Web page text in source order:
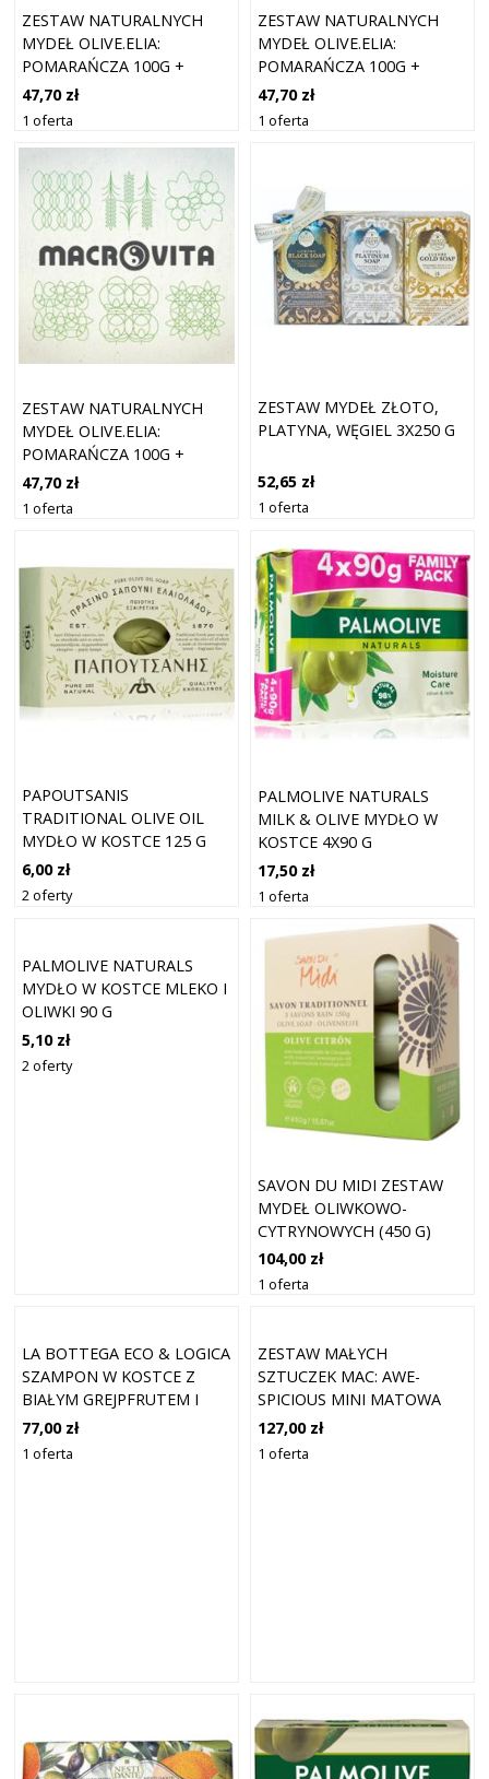
ZESTAW NATURALNYCH
MYDEŁ OLIVE.ELIA:
POMARAŃCZA 100G +
OLIWKA 100G + LAWENDA
100G
47,70 zł
1 oferta
ZESTAW NATURALNYCH
MYDEŁ OLIVE.ELIA:
POMARAŃCZA 100G +
OLIWKA 100G + CYNAMON
100G
47,70 zł
1 oferta
ZESTAW NATURALNYCH
MYDEŁ OLIVE.ELIA:
POMARAŃCZA 100G +
CYNAMON 100G +
LAWENDA 100G
47,70 zł
1 oferta
ZESTAW MYDEŁ ZŁOTO,
PLATYNA, WĘGIEL 3X250 G
52,65 zł
1 oferta
PAPOUTSANIS
TRADITIONAL OLIVE OIL
MYDŁO W KOSTCE 125 G
6,00 zł
2 oferty
PALMOLIVE NATURALS
MILK & OLIVE MYDŁO W
KOSTCE 4X90 G
17,50 zł
1 oferta
PALMOLIVE NATURALS
MYDŁO W KOSTCE MLEKO I
OLIWKI 90 G
5,10 zł
2 oferty
SAVON DU MIDI ZESTAW
MYDEŁ OLIWKOWO-
CYTRYNOWYCH (450 G)
104,00 zł
1 oferta
LA BOTTEGA ECO & LOGICA
SZAMPON W KOSTCE Z
BIAŁYM GREJPFRUTEM I
NEROLI 60 G
77,00 zł
1 oferta
ZESTAW MAŁYCH
SZTUCZEK MAC: AWE-
SPICIOUS MINI MATOWA
SZMINKA W KREMIE 18 G
*MINIATURKA + SNAPPY-
127,00 zł
1 oferta